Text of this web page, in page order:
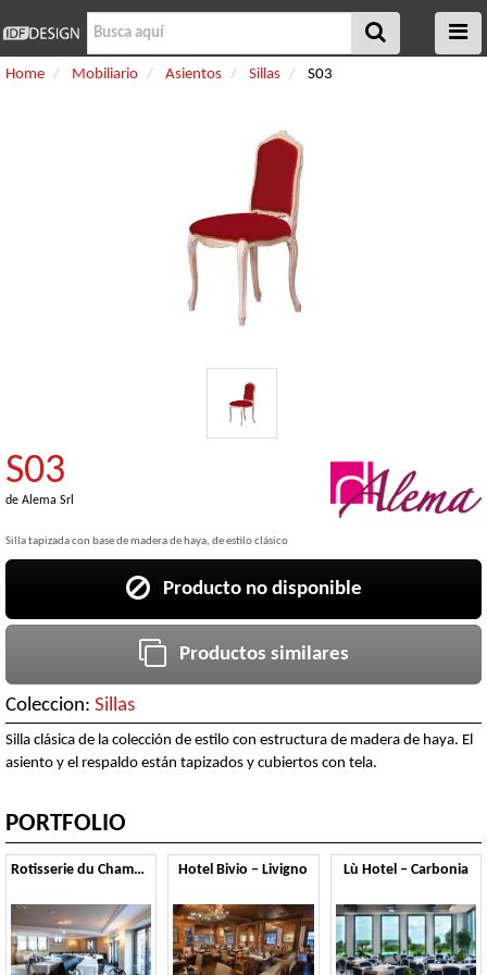
Home Mobiliario Asientos Sillas S03
S03
de Alema Srl
Silla tapizada con base de madera de haya, de estilo clásico
Producto no disponible
Productos similares
Coleccion: Sillas
Silla clásica de la colección de estilo con estructura de madera de haya. El
asiento y el respaldo están tapizados y cubiertos con tela.
PORTFOLIO
Rotisserie du Chambertin – Gevrey Chambertin Hotel Bivio – Livigno Lù Hotel – Carbonia